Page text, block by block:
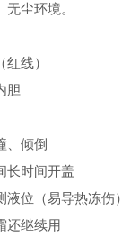
尘环境。
线）
胆
、倾倒
长时间开盖
液位（易导热冻伤）
还继续用